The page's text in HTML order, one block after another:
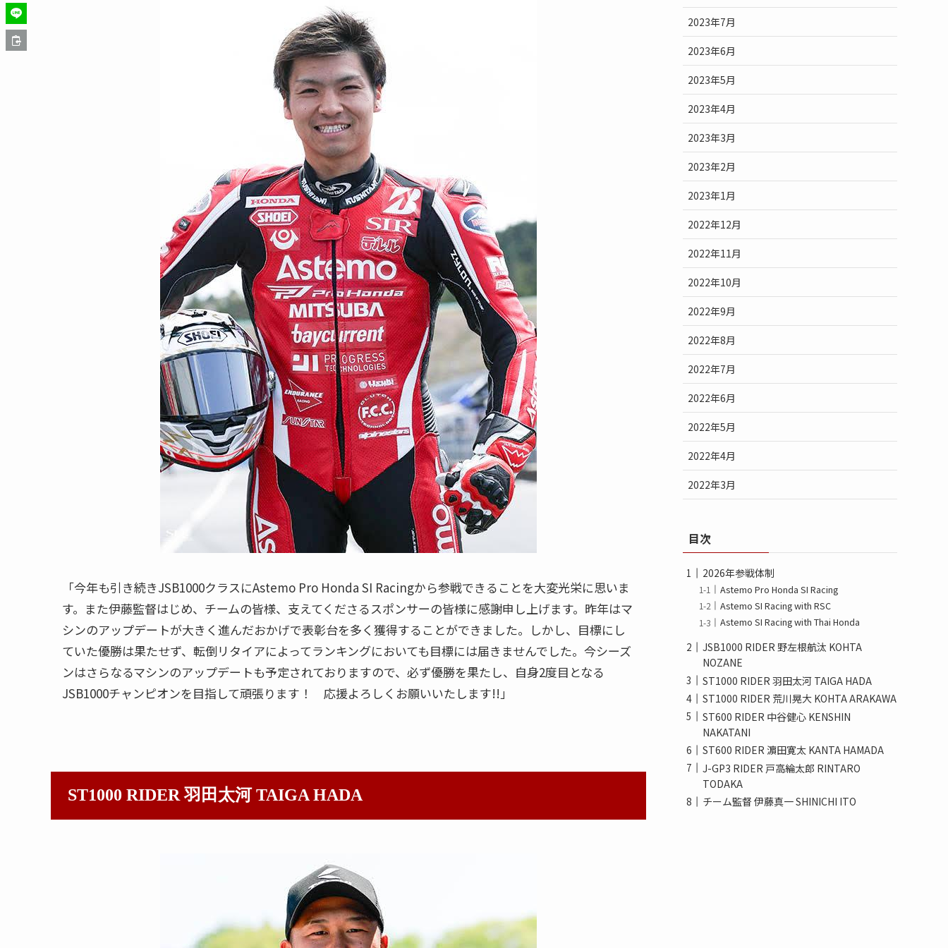
「今年も引き続きJSB1000クラスにAstemo Pro Honda SI Racingから参戦できることを大変光栄に思いま
す。また伊藤監督はじめ、チームの皆様、支えてくださるスポンサーの皆様に感謝申し上げます。昨年はマ
シンのアップデートが大きく進んだおかげで表彰台を多く獲得することができました。しかし、目標にし
ていた優勝は果たせず、転倒リタイアによってランキングにおいても目標には届きませんでした。今シーズ
ンはさらなるマシンのアップデートも予定されておりますので、必ず優勝を果たし、自身2度目となる
JSB1000チャンピオンを目指して頑張ります！ 応援よろしくお願いいたします!!」
ST1000 RIDER 羽田太河 TAIGA HADA
2023年7月
2023年6月
2023年5月
2023年4月
2023年3月
2023年2月
2023年1月
2022年12月
2022年11月
2022年10月
2022年9月
2022年8月
2022年7月
2022年6月
2022年5月
2022年4月
2022年3月
目次
2026年参戦体制
Astemo Pro Honda SI Racing
Astemo SI Racing with RSC
Astemo SI Racing with Thai Honda
JSB1000 RIDER 野左根航汰 KOHTA
NOZANE
ST1000 RIDER 羽田太河 TAIGA HADA
ST1000 RIDER 荒川晃大 KOHTA ARAKAWA
ST600 RIDER 中谷健心 KENSHIN
NAKATANI
ST600 RIDER 濵田寛太 KANTA HAMADA
J-GP3 RIDER 戸高綸太郎 RINTARO
TODAKA
チーム監督 伊藤真一 SHINICHI ITO